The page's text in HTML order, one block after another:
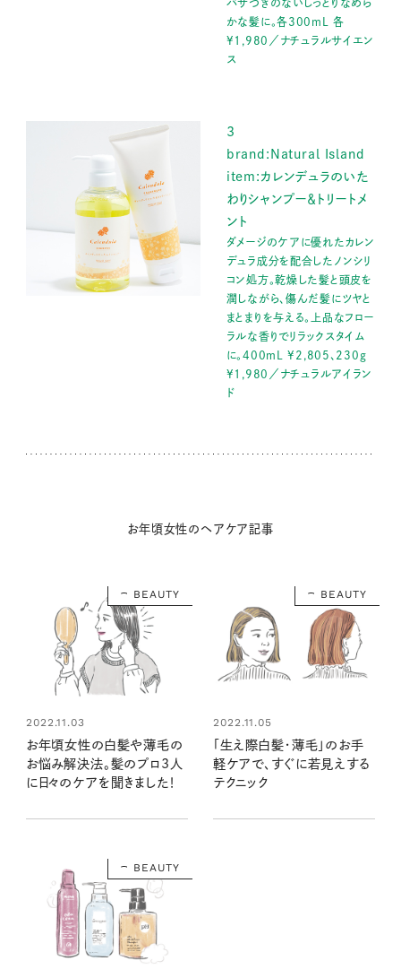
パサつきのないしっとりなめら
かな髪に。各300mL 各
¥1,980／ナチュラルサイエン
ス
3
brand:Natural Island
item:カレンデュラのいた
わりシャンプー＆トリートメ
ント
ダメージのケアに優れたカレン
デュラ成分を配合したノンシリ
コン処方。乾燥した髪と頭皮を
潤しながら、傷んだ髪にツヤと
まとまりを与える。上品なフロー
ラルな香りでリラックスタイム
に。400mL ¥2,805、230g
¥1,980／ナチュラルアイラン
ド
お年頃女性のヘアケア記事
BEAUTY
2022.11.03
お年頃女性の白髪や薄毛の
お悩み解決法。髪のプロ3人
に日々のケアを聞きました！
BEAUTY
2022.11.05
「生え際白髪・薄毛」のお手
軽ケアで、すぐに若見えする
テクニック
BEAUTY